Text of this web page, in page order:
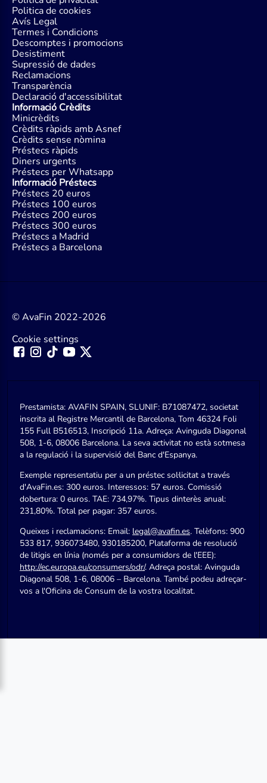
Politica de cookies
Avís Legal
Termes i Condicions
Descomptes i promocions
Desistiment
Supressió de dades
Reclamacions
Transparència
Declaració d'accessibilitat
Informació Crèdits
Minicrèdits
Crèdits ràpids amb Asnef
Crèdits sense nòmina
Préstecs ràpids
Diners urgents
Préstecs per Whatsapp
Informació Préstecs
Préstecs 20 euros
Préstecs 100 euros
Préstecs 200 euros
Préstecs 300 euros
Préstecs a Madrid
Préstecs a Barcelona
© AvaFin 2022-2026
Cookie settings
Prestamista: AVAFIN SPAIN, SLUNIF: B71087472, societat
inscrita al Registre Mercantil de Barcelona, Tom 46324 Foli
155 Full B516513, Inscripció 11a. Adreça: Avinguda Diagonal
508, 1-6, 08006 Barcelona. La seva activitat no està sotmesa
a la regulació i la supervisió del Banc d'Espanya.
Exemple representatiu per a un préstec sol·licitat a través
d'AvaFin.es: 300 euros. Interessos: 57 euros. Comissió
dobertura: 0 euros. TAE: 734,97%. Tipus dinterès anual:
231,80%. Total per pagar: 357 euros.
Queixes i reclamacions: Email: legal@avafin.es. Telèfons: 900
533 817, 936073480, 930185200, Plataforma de resolució
de litigis en línia (només per a consumidors de l'EEE):
http://ec.europa.eu/consumers/odr/. Adreça postal: Avinguda
Diagonal 508, 1-6, 08006 – Barcelona. També podeu adreçar-
vos a l'Oficina de Consum de la vostra localitat.